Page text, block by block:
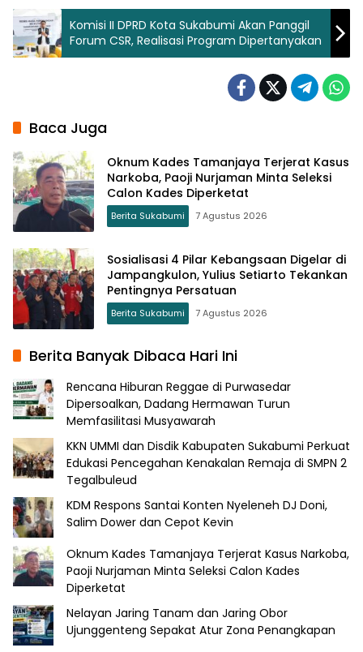
Komisi II DPRD Kota Sukabumi Akan Panggil
Forum CSR, Realisasi Program Dipertanyakan
Baca Juga
Oknum Kades Tamanjaya Terjerat Kasus
Narkoba, Paoji Nurjaman Minta Seleksi
Calon Kades Diperketat
Berita Sukabumi 7 Agustus 2026
Sosialisasi 4 Pilar Kebangsaan Digelar di
Jampangkulon, Yulius Setiarto Tekankan
Pentingnya Persatuan
Berita Sukabumi 7 Agustus 2026
Berita Banyak Dibaca Hari Ini
Rencana Hiburan Reggae di Purwasedar
Dipersoalkan, Dadang Hermawan Turun
Memfasilitasi Musyawarah
KKN UMMI dan Disdik Kabupaten Sukabumi Perkuat
Edukasi Pencegahan Kenakalan Remaja di SMPN 2
Tegalbuleud
KDM Respons Santai Konten Nyeleneh DJ Doni,
Salim Dower dan Cepot Kevin
Oknum Kades Tamanjaya Terjerat Kasus Narkoba,
Paoji Nurjaman Minta Seleksi Calon Kades
Diperketat
Nelayan Jaring Tanam dan Jaring Obor
Ujunggenteng Sepakat Atur Zona Penangkapan